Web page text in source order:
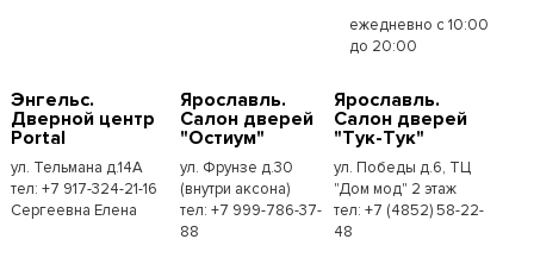
ежедневно с 10:00
до 20:00
Энгельс.
Дверной центр
Portal
ул. Тельмана д.14А
тел: +7 917-324-21-16
Сергеевна Елена
Ярославль.
Салон дверей
"Остиум"
ул. Фрунзе д.30
(внутри аксона)
тел: +7 999-786-37-
88
Ярославль.
Салон дверей
"Тук-Тук"
ул. Победы д.6, ТЦ
"Дом мод" 2 этаж
тел: +7 (4852) 58-22-
48